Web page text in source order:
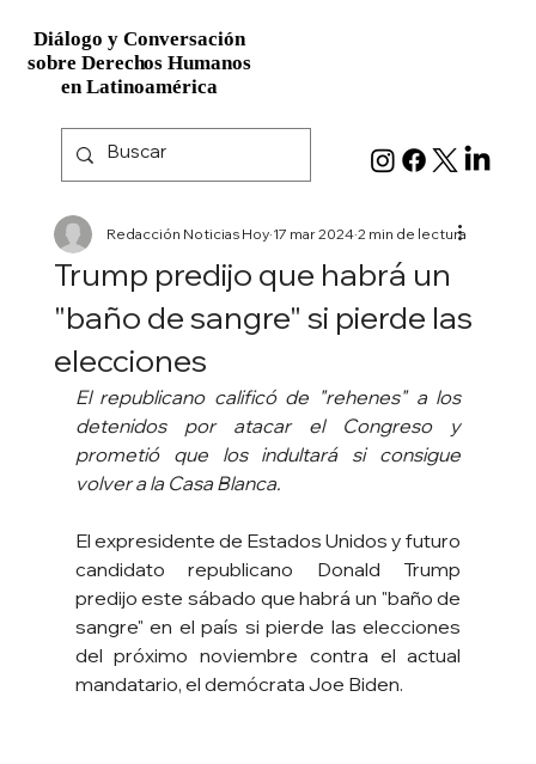
Diálogo y Conversación
sobre Derechos Humanos
en Latinoamérica
Diálogo y Conversación
sobre Derechos Humanos
en Latinoamérica
Trump predijo que habrá un
"baño de sangre" si pierde las
elecciones
Redacción Noticias Hoy 17 mar 2024 2 min de lectura
El republicano calificó de "rehenes" a los
detenidos por atacar el Congreso y
prometió que los indultará si consigue
volver a la Casa Blanca.
El expresidente de Estados Unidos y futuro
candidato republicano Donald Trump
predijo este sábado que habrá un "baño de
sangre" en el país si pierde las elecciones
del próximo noviembre contra el actual
mandatario, el demócrata Joe Biden.